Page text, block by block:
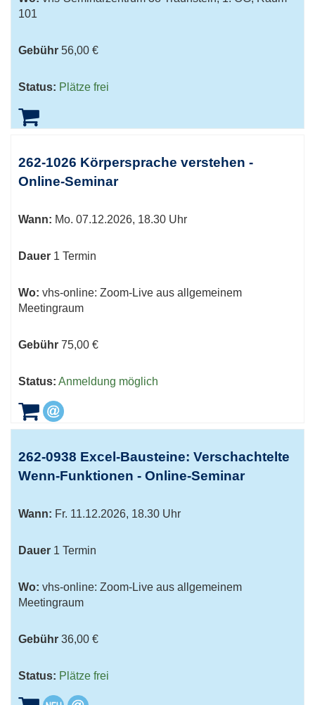
101
Gebühr 56,00 €
Status: Plätze frei
262-1026 Körpersprache verstehen -
Online-Seminar
Wann: Mo. 07.12.2026, 18.30 Uhr
Dauer 1 Termin
Wo: vhs-online: Zoom-Live aus allgemeinem
Meetingraum
Gebühr 75,00 €
Status: Anmeldung möglich
262-0938 Excel-Bausteine: Verschachtelte
Wenn-Funktionen - Online-Seminar
Wann: Fr. 11.12.2026, 18.30 Uhr
Dauer 1 Termin
Wo: vhs-online: Zoom-Live aus allgemeinem
Meetingraum
Gebühr 36,00 €
Status: Plätze frei